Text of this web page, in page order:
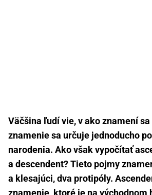
Väčšina ľudí vie, v ako znamení
znamenie sa určuje jednoducho
narodenia. Ako však vypočítať
a descendent? Tieto pojmy
a klesajúci, dva protipóly.
znamenie, ktoré je na východnom